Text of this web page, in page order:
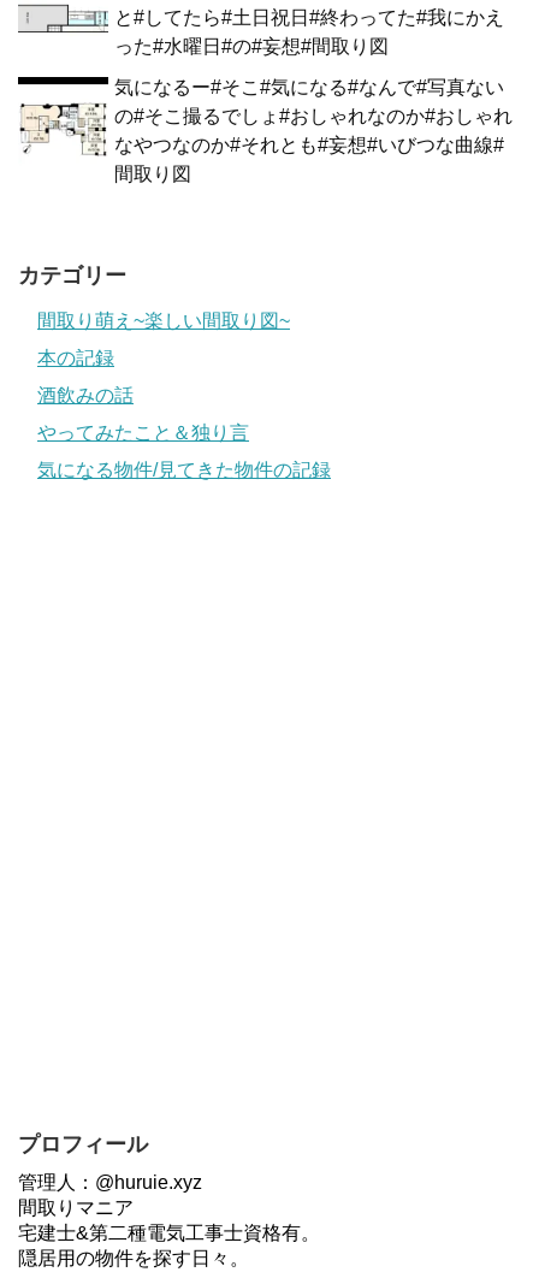
と#してたら#土日祝日#終わってた#我にかえ
った#水曜日#の#妄想#間取り図
気になるー#そこ#気になる#なんで#写真ない
の#そこ撮るでしょ#おしゃれなのか#おしゃれ
なやつなのか#それとも#妄想#いびつな曲線#
間取り図
カテゴリー
間取り萌え~楽しい間取り図~
本の記録
酒飲みの話
やってみたこと＆独り言
気になる物件/見てきた物件の記録
プロフィール
管理人：@huruie.xyz
間取りマニア
宅建士&第二種電気工事士資格有。
隠居用の物件を探す日々。